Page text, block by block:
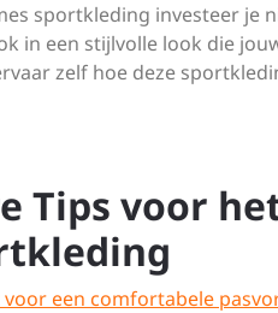
sportkleding investeer je
in een stijlvolle look die
zelf hoe deze
Tips voor
voor een comfortabele